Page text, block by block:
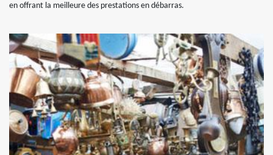
en offrant la meilleure des prestations en débarras.